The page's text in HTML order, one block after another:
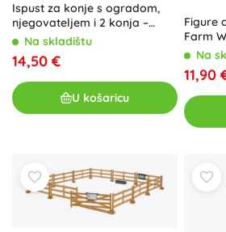
Ispust za konje s ogradom,
njegovateljem i 2 konja –
plastični set s dodacima
Na skladištu
14,50 €
U košaricu
Figure
Farm
Na
11,90